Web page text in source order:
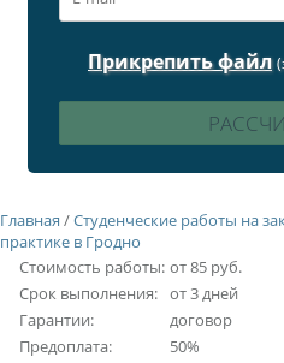
Прикрепить файл
Главная /Студенческие работы на
практике в Гродно
Стоимость работы: от 85 руб.
Срок выполнения: от 3 дней
Гарантии:
договор
Предоплата:
50%